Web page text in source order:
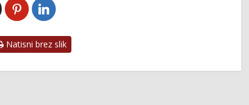
Natisni brez slik